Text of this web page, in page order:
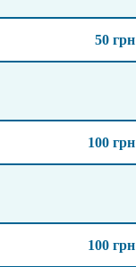
50 грн
100 грн
100 грн